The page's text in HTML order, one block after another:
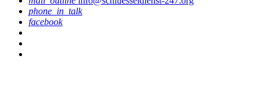
phone_in_talk
facebook